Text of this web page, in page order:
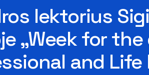
lektorius
„Week for
and